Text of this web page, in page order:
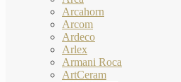
Arcahorn
Arcom
Ardeco
Arlex
Armani Roca
ArtCeram